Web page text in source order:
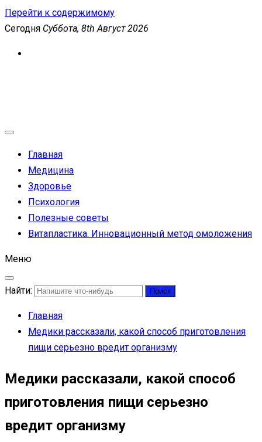
Перейти к содержимому
Сегодня Суббота, 8th Август 2026
Главная
Медицина
Здоровье
Психология
Полезные советы
Витапластика. Инновационный метод омоложения
Меню
Найти:
Главная
Медики рассказали, какой способ приготовления
пищи серьезно вредит организму
Медики рассказали, какой способ
приготовления пищи серьезно
вредит организму